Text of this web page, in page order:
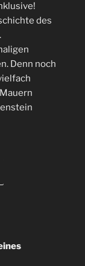
des
Denn noch